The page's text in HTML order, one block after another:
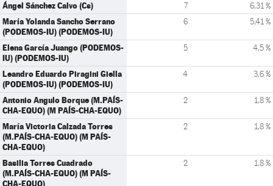
Ángel Sánchez Calvo (Cs) 7 6,31 %
María Yolanda Sancho Serrano
(PODEMOS-IU) (PODEMOS-IU)
6 5,41 %
Elena García Juango (PODEMOS-
IU) (PODEMOS-IU)
5 4,5 %
Leandro Eduardo Piragini Giella
(PODEMOS-IU) (PODEMOS-IU)
4 3,6 %
Antonio Angulo Borque (M.PAÍS-
CHA-EQUO) (M PAÍS-CHA-EQUO)
2 1,8 %
María Victoria Calzada Torres
(M.PAÍS-CHA-EQUO) (M PAÍS-
CHA-EQUO)
2 1,8 %
Basilia Torres Cuadrado
(M.PAÍS-CHA-EQUO) (M PAÍS-
CHA-EQUO)
2 1,8 %